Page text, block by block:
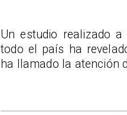
Un estudio realizado
todo el país ha
ha llamado la atención